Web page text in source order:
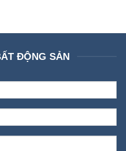
ĐỘNG SẢN